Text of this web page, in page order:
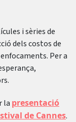
i sèries de
dels costos de
Per a
la presentació
de Cannes.